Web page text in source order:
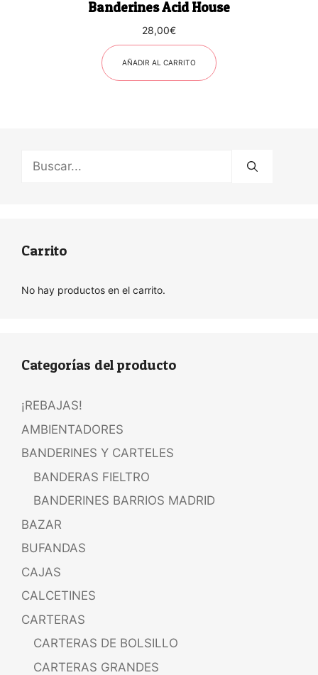
Banderines Acid House
28,00€
AÑADIR AL CARRITO
Buscar:
Carrito
No hay productos en el carrito.
Categorías del producto
¡REBAJAS!
AMBIENTADORES
BANDERINES Y CARTELES
BANDERAS FIELTRO
BANDERINES BARRIOS MADRID
BAZAR
BUFANDAS
CAJAS
CALCETINES
CARTERAS
CARTERAS DE BOLSILLO
CARTERAS GRANDES